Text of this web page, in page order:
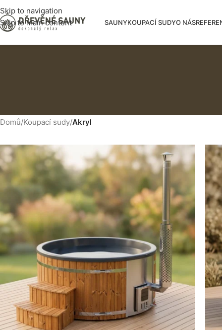
Skip to navigation
Skip to main content
SAUNYKOUPACÍ SUDYO NÁS
Domů/Koupací sudy/Akryl